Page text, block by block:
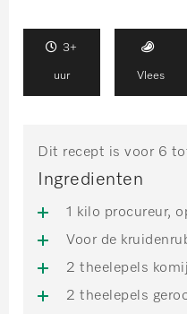
3+
uur Vlees
Dit recept is voor 6
Ingredienten
1 kilo procureur,
Voor de
2 theelepels
2 theelepels